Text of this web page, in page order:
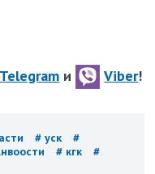
Telegram и Viber!
# уск
#
# кгк
#